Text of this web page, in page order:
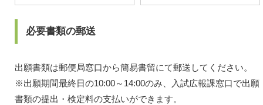
必要書類の郵送
出願書類は郵便局窓口から簡易書留にて郵送してください。
※出願期間最終日の10:00～14:00のみ、入試広報課窓口で出願
書類の提出・検定料の支払いができます。